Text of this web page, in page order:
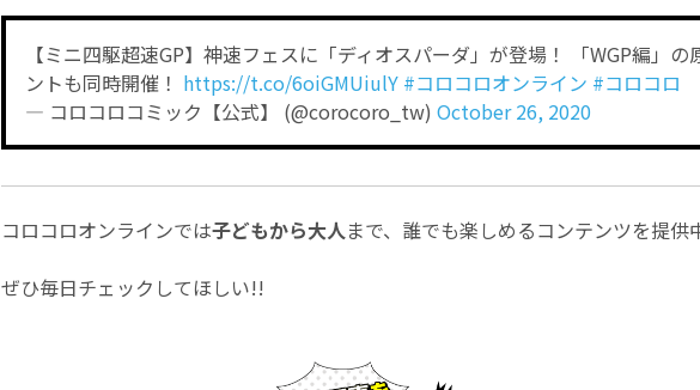
【ミニ四駆超速GP】神速フェスに「ディオスパーダ」が登場！ 「WGP編」の
ントも同時開催！ https://t.co/6oiGMUiulY #コロコロオンライン #コロコロ
— コロコロコミック【公式】 (@corocoro_tw) October 26, 2020
コロコロオンラインでは子どもから大人まで、誰でも楽しめるコンテンツを提供
ぜひ毎日チェックしてほしい!!